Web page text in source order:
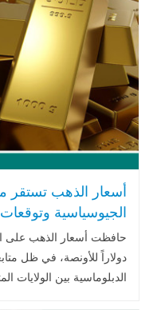
أسعار الذهب تستقر
الجيوسياسية
المركزية
دولاراً للأونصة، في ظل
الدبلوماسية بين الولايات